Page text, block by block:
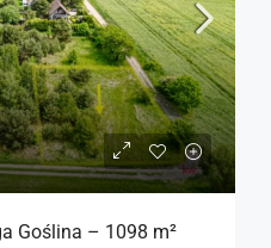
Goślina – 1098 m²